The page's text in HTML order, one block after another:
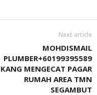
Next article
MOHDISMAIL
PLUMBER+60199395589
MENGECAT PAGAR
RUMAH AREA TMN
SEGAMBUT